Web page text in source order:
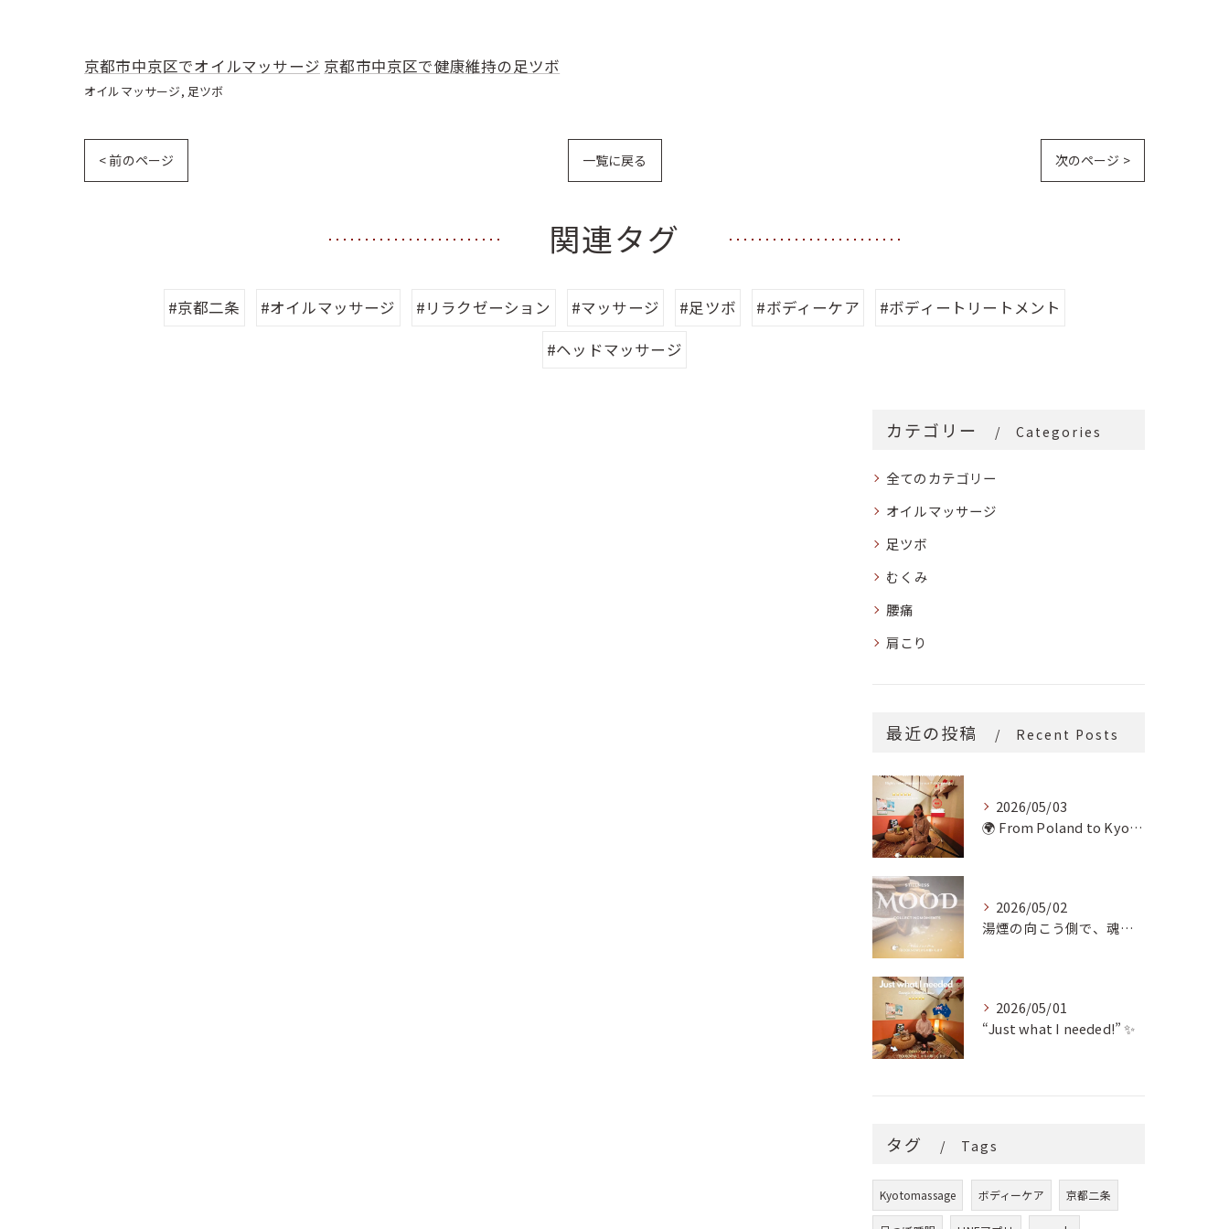
京都市中京区でオイルマッサージ 京都市中京区で健康維持の足ツボ
オイルマッサージ 足ツボ
< 前のページ 一覧に戻る 次のページ >
関連タグ
#京都二条 #オイルマッサージ #リラクゼーション #マッサージ #足ツボ #ボディーケア
#ボディートリートメント
#ヘッドマッサージ
カテゴリー Categories
全てのカテゴリー
オイルマッサージ
足ツボ
むくみ
腰痛
肩こり
最近の投稿 Recent Posts
2026/05/03
🌍 From Poland to Kyoto! 🇵🇱✨
2026/05/02
湯煙の向こう側で、魂の輪郭を整える。
2026/05/01
“Just what I needed!” ✨
タグ Tags
Kyotomassage ボディーケア 京都二条